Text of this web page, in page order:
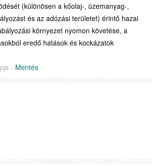
(különösen a kőolaj-, üzemanyag-,
és az adózási területet) érintő hazai
környezet nyomon követése, a
eredő hatások és kockázatok
- Mentés